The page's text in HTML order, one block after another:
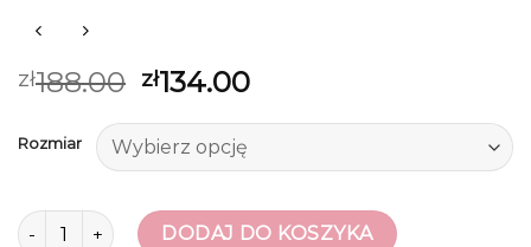
zł188.00 zł134.00
Rozmiar
ilość geox buty DODAJ DO KOSZYKA